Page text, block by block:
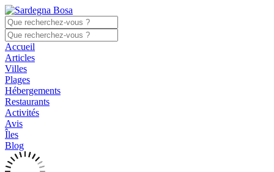
Accueil
Articles
Villes
Plages
Hébergements
Restaurants
Activités
Avis
Îles
Blog